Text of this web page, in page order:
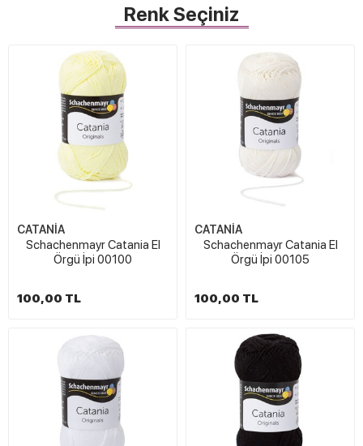
Renk Seçiniz
CATANİA
Schachenmayr Catania El
Örgü İpi 00100
100,00 TL
CATANİA
Schachenmayr Catania El
Örgü İpi 00105
100,00 TL